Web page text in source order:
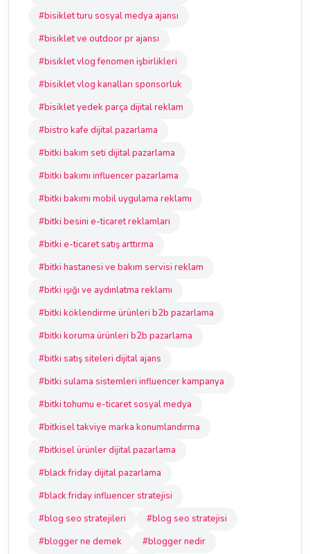
#bisiklet turu sosyal medya ajansı
#bisiklet ve outdoor pr ajansı
#bisiklet vlog fenomen işbirlikleri
#bisiklet vlog kanalları sponsorluk
#bisiklet yedek parça dijital reklam
#bistro kafe dijital pazarlama
#bitki bakım seti dijital pazarlama
#bitki bakımı influencer pazarlama
#bitki bakımı mobil uygulama reklamı
#bitki besini e-ticaret reklamları
#bitki e-ticaret satış arttırma
#bitki hastanesi ve bakım servisi reklam
#bitki ışığı ve aydınlatma reklamı
#bitki köklendirme ürünleri b2b pazarlama
#bitki koruma ürünleri b2b pazarlama
#bitki satış siteleri dijital ajans
#bitki sulama sistemleri influencer kampanya
#bitki tohumu e-ticaret sosyal medya
#bitkisel takviye marka konumlandırma
#bitkisel ürünler dijital pazarlama
#black friday dijital pazarlama
#black friday influencer stratejisi
#blog seo stratejileri
#blog seo stratejisi
#blogger ne demek
#blogger nedir